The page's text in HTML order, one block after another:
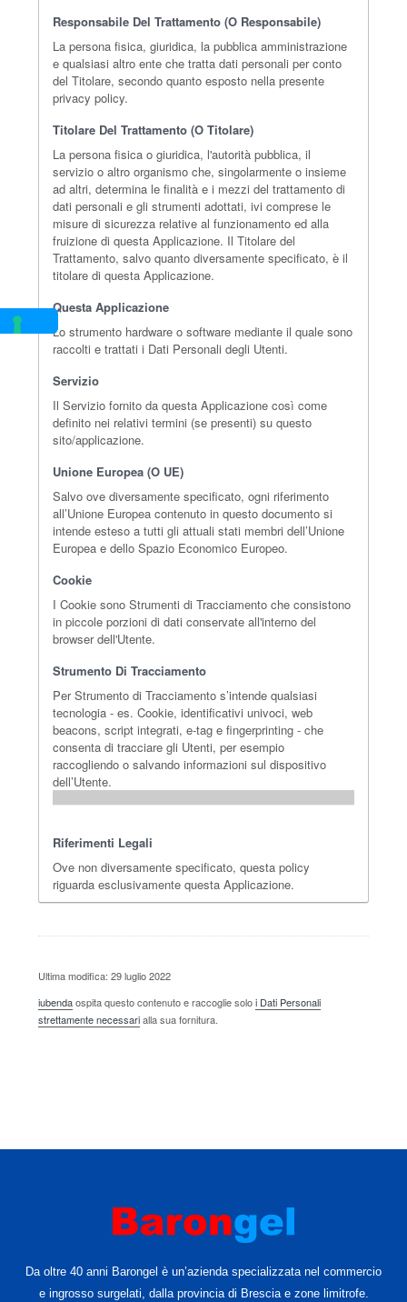
Responsabile Del Trattamento (o Responsabile)
La persona fisica, giuridica, la pubblica amministrazione
e qualsiasi altro ente che tratta dati personali per conto
del Titolare, secondo quanto esposto nella presente
privacy policy.
Titolare Del Trattamento (o Titolare)
La persona fisica o giuridica, l'autorità pubblica, il
servizio o altro organismo che, singolarmente o insieme
ad altri, determina le finalità e i mezzi del trattamento di
dati personali e gli strumenti adottati, ivi comprese le
misure di sicurezza relative al funzionamento ed alla
fruizione di questa Applicazione. Il Titolare del
Trattamento, salvo quanto diversamente specificato, è il
titolare di questa Applicazione.
Questa Applicazione
Lo strumento hardware o software mediante il quale sono
raccolti e trattati i Dati Personali degli Utenti.
Servizio
Il Servizio fornito da questa Applicazione così come
definito nei relativi termini (se presenti) su questo
sito/applicazione.
Unione Europea (o UE)
Salvo ove diversamente specificato, ogni riferimento
all’Unione Europea contenuto in questo documento si
intende esteso a tutti gli attuali stati membri dell’Unione
Europea e dello Spazio Economico Europeo.
Cookie
I Cookie sono Strumenti di Tracciamento che consistono
in piccole porzioni di dati conservate all'interno del
browser dell'Utente.
Strumento Di Tracciamento
Per Strumento di Tracciamento s’intende qualsiasi
tecnologia - es. Cookie, identificativi univoci, web
beacons, script integrati, e-tag e fingerprinting - che
consenta di tracciare gli Utenti, per esempio
raccogliendo o salvando informazioni sul dispositivo
dell’Utente.
Riferimenti Legali
Ove non diversamente specificato, questa policy
riguarda esclusivamente questa Applicazione.
Ultima modifica: 29 luglio 2022
iubendaospita questo contenuto e raccoglie soloi Dati Personali
strettamente necessarialla sua fornitura.
Da oltre 40 anni Barongel è un’azienda specializzata nel commercio
e ingrosso surgelati, dalla provincia di Brescia e zone limitrofe.